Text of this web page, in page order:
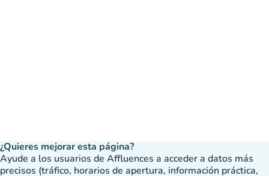
¿Quieres mejorar esta página?
Ayude a los usuarios de Affluences a acceder a datos más
precisos (tráfico, horarios de apertura, información práctica,